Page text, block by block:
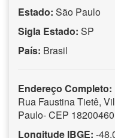
Estado: São Paulo
Sigla Estado: SP
País: Brasil
Endereço Completo:
Rua Faustina Tietê,
Paulo- CEP 18200460
Longitude IBGE: -